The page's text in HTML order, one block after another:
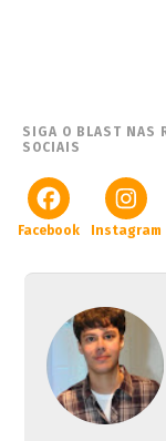
SIGA O BLAST NAS
SOCIAIS
Facebook Instagram